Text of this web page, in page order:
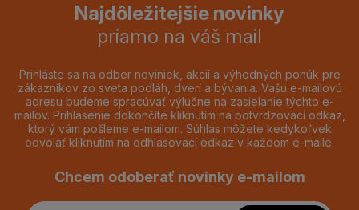
Najdôležitejšie novinky
priamo na váš mail
Prihláste sa na odber noviniek, akcií a výhodných ponúk pre
zákazníkov zo sveta podláh, dverí a bývania. Vašu e-mailovú
adresu budeme spracúvať výlučne na zasielanie týchto e-
mailov. Prihlásenie dokončíte kliknutím na potvrdzovací odkaz,
ktorý vám pošleme e-mailom. Súhlas môžete kedykoľvek
odvolať kliknutím na odhlasovací odkaz v každom e-maile.
Chcem odoberať novinky e-mailom